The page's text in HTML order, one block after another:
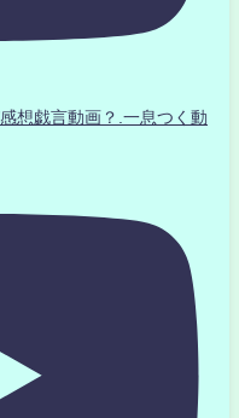
戯言動画？.一息つく動